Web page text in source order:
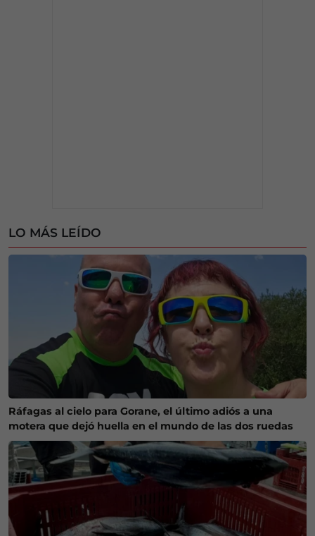
LO MÁS LEÍDO
Ráfagas al cielo para Gorane, el último adiós a una
motera que dejó huella en el mundo de las dos ruedas